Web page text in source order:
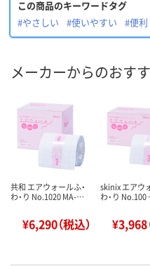
この商品のキーワードタグ
#やさしい
#使いやすい #便利
メーカーからのおす
共和 エアウォールふ・
わ・り No.1020 MA-…
¥6,290（税込）
skinix エアウ
わ・り
¥3,968